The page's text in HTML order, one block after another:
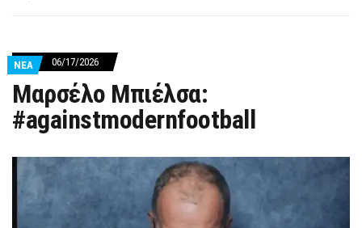
ΝΕΑ 06/17/2026
Μαρσέλο Μπιέλσα:
#againstmodernfootball